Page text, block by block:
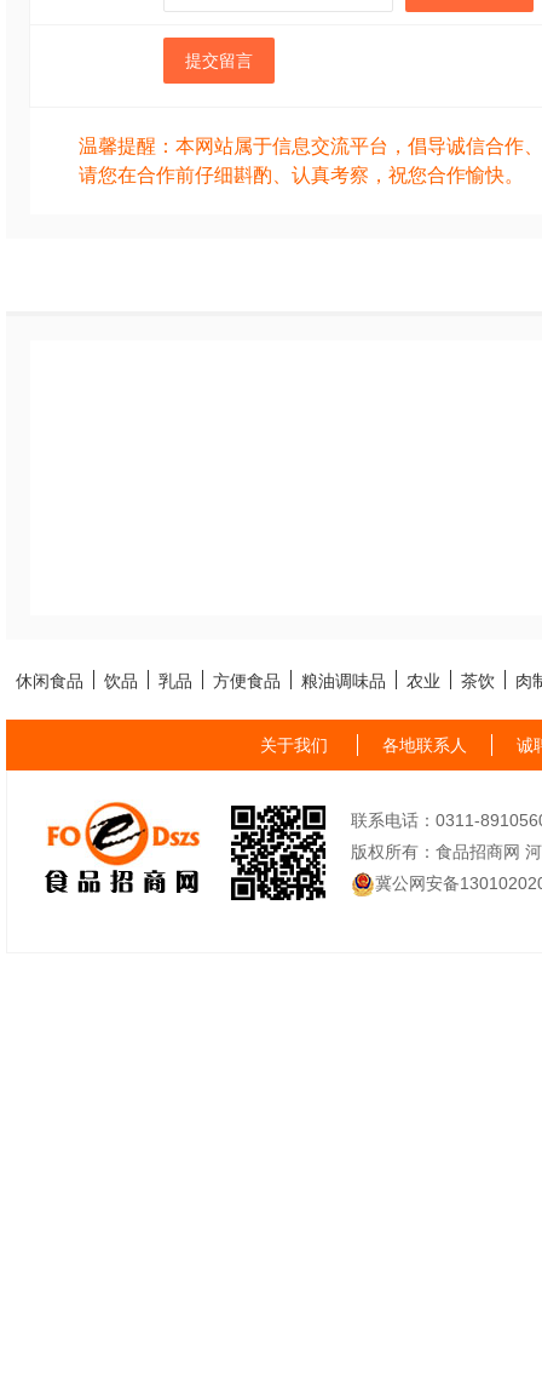
提交留言
温馨提醒：本网站属于信息交流平台，倡导诚信合作
请您在合作前仔细斟酌、认真考察，祝您合作愉快。
休闲食品 饮品 乳品 方便食品 粮油调味品 农业 茶饮 肉
关于我们 各地联系人 诚
联系电话：0311-
版权所有：食品招商网
冀公网安备